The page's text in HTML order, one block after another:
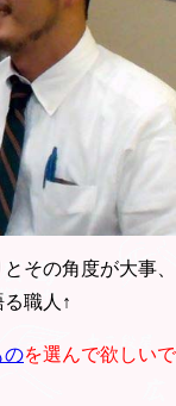
その角度が大事、
職人↑
のを選んで欲しいで